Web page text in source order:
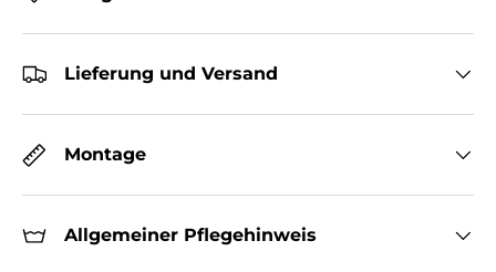
Lieferung und Versand
Montage
Allgemeiner Pflegehinweis